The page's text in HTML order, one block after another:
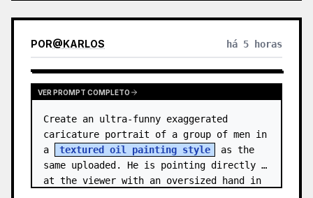
POR@KARLOS há 5 horas
VER PROMPT COMPLETO
Create an ultra-funny exaggerated
caricature portrait of a group of men in
a
textured oil painting style
as the
same uploaded. He is pointing directly
at the viewer with an oversized hand in